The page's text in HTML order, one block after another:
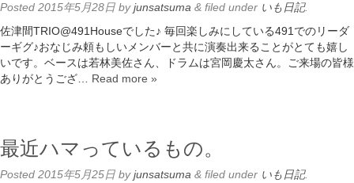
Posted 2015年5月28日 byjunsatsuma & filed under いも日記.
佐津間TRIO@491Houseでした♪ 毎回楽しみにしている491でのリーダ
ーギグ♪おなじみ頼もしいメンバーと共に演奏出来ることがとても嬉し
いです。ベースは若林美佐さん、ドラムは宮岡慶太さん。ご来場の皆様
ありがとうござ… Read more »
最近ハマっているもの。
Posted 2015年5月25日 byjunsatsuma & filed under いも日記.